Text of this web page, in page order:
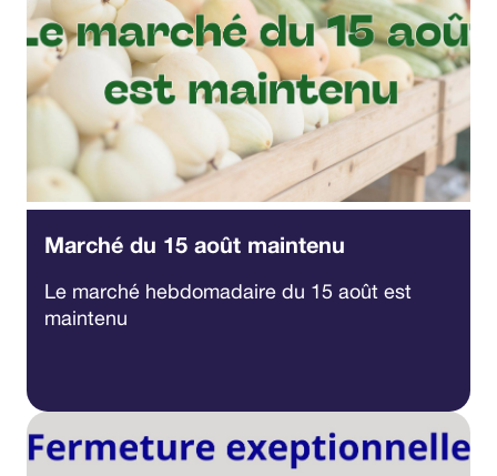
Marché du 15 août maintenu
Le marché hebdomadaire du 15 août est
maintenu